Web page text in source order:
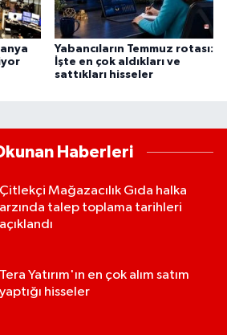
Yabancıların Temmuz rotası:
İşte en çok aldıkları ve
sattıkları hisseler
Haberleri
Çitlekçi Mağazacılık Gıda halka
arzında talep toplama tarihleri
açıklandı
Tera Yatırım'ın en çok alım satım
yaptığı hisseler